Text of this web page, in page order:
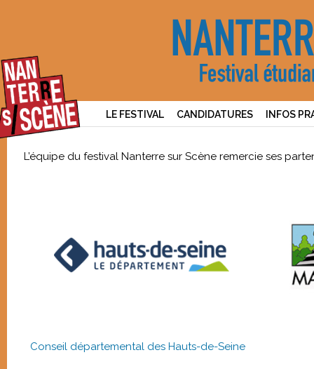
LE FESTIVAL CANDIDATURES INFOS
L’équipe du festival Nanterre sur Scène remercie ses
Conseil départemental des Hauts-de-Seine